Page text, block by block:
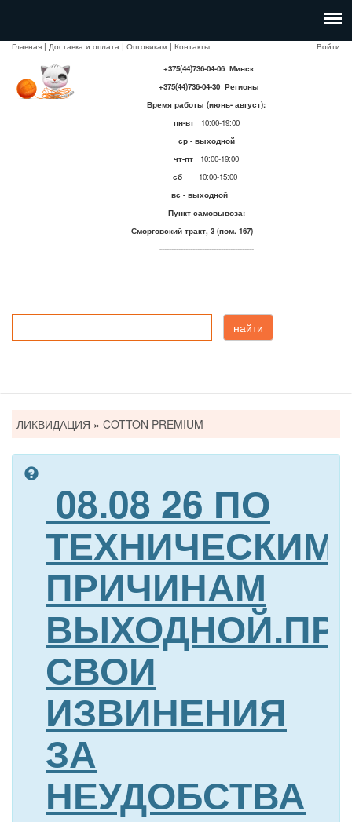
Главная | Доставка и оплата | Оптовикам | Контакты
Войти
+375(44)736-04-06 Минск
+375(44)736-04-30 Регионы
Время работы (июнь- август):
пн-вт
10:00-19:00
ср - выходной
чт-пт 10:00-19:00
сб
10:00-15:00
вс - выходной
Пункт самовывоза:
Сморговский тракт, 3 (пом. 167)
----------------------------------------
найти
здесь
ЛИКВИДАЦИЯ » COTTON PREMIUM
08.08 26 ПО
ТЕХНИЧЕСКИМ
ПРИЧИНАМ
СВОИ
ИЗВИНЕНИЯ
ЗА
НЕУДОБСТВА